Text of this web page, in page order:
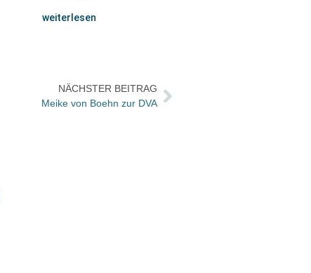
weiterlesen
NÄCHSTER BEITRAG
Meike von Boehn zur DVA